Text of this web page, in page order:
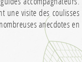
une visite des coulisses
anecdotes en